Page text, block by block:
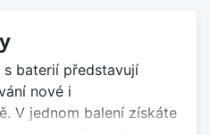
s baterií představují
nové i
V jednom balení získáte